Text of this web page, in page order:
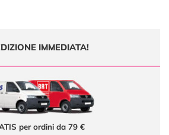
IMMEDIATA!
per ordini da 79 €